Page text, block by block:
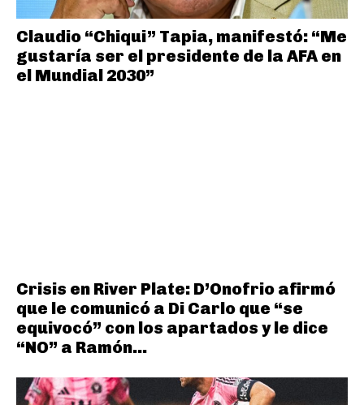
Claudio “Chiqui” Tapia, manifestó: “Me
gustaría ser el presidente de la AFA en
el Mundial 2030”
Crisis en River Plate: D’Onofrio afirmó
que le comunicó a Di Carlo que “se
equivocó” con los apartados y le dice
“NO” a Ramón...